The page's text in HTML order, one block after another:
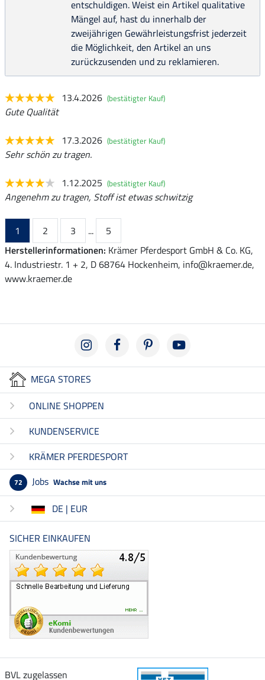
entschuldigen. Weist ein Artikel qualitative
Mängel auf, hast du innerhalb der
zweijährigen Gewährleistungsfrist jederzeit
die Möglichkeit, den Artikel an uns
zurückzusenden und zu reklamieren.
13.4.2026 (bestätigter Kauf)
Gute Qualität
17.3.2026 (bestätigter Kauf)
Sehr schön zu tragen.
1.12.2025 (bestätigter Kauf)
Angenehm zu tragen, Stoff ist etwas schwitzig
1 2 3 ...
5
Herstellerinformationen: Krämer Pferdesport GmbH & Co. KG,
4. Industriestr. 1 + 2, D 68764 Hockenheim, info@kraemer.de,
www.kraemer.de
MEGA STORES
ONLINE SHOPPEN
KUNDENSERVICE
KRÄMER PFERDESPORT
72 Jobs Wachse mit uns
DE | EUR
SICHER EINKAUFEN
BVL zugelassen